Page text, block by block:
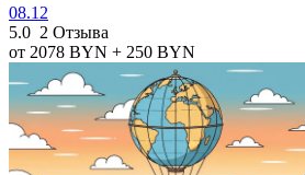
08.12
5.0 2 Отзыва
от 2078 BYN + 250 BYN